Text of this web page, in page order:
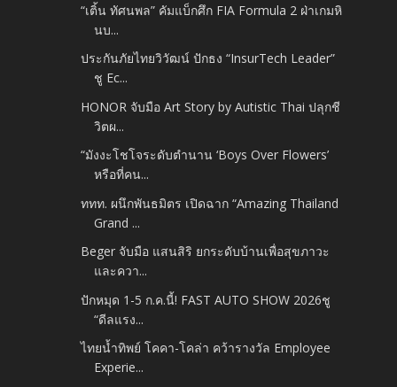
“เติ้น ทัศนพล” คัมแบ็กศึก FIA Formula 2 ฝ่าเกมหิ
นบ...
ประกันภัยไทยวิวัฒน์ ปักธง “InsurTech Leader”
ชู Ec...
HONOR จับมือ Art Story by Autistic Thai ปลุกชี
วิตผ...
“มังงะโชโจระดับตำนาน ‘Boys Over Flowers’
หรือที่คน...
ททท. ผนึกพันธมิตร เปิดฉาก “Amazing Thailand
Grand ...
Beger จับมือ แสนสิริ ยกระดับบ้านเพื่อสุขภาวะ
และควา...
ปักหมุด 1-5 ก.ค.นี้! FAST AUTO SHOW 2026ชู
“ดีลแรง...
ไทยน้ำทิพย์ โคคา-โคล่า คว้ารางวัล Employee
Experie...